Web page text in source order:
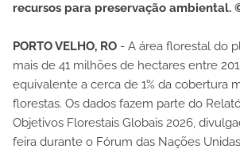
recursos para preservação ambiental.
PORTO VELHO, RO - A área florestal do
mais de 41 milhões de hectares entre
equivalente a cerca de 1% da cobertura
florestas. Os dados fazem parte do
Objetivos Florestais Globais 2026,
feira durante o Fórum das Nações